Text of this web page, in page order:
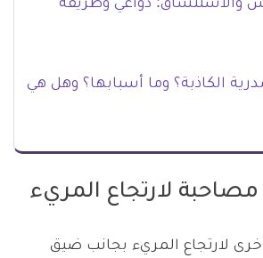
والاستنشاق: دواعي وطريقة
الكاذبة؟ وما أسبابها؟ وهل هي
لارتجاع المريء
لارتجاع المريء بجانب ضيق